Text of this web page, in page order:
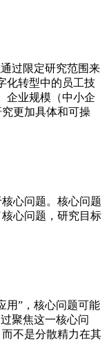
过限定研究范围来
化转型中的员工技
企业规模（中小企
更加具体和可操
心问题。核心问题
心问题，研究目标
用”，核心问题可能
聚焦这一核心问
不是分散精力在其